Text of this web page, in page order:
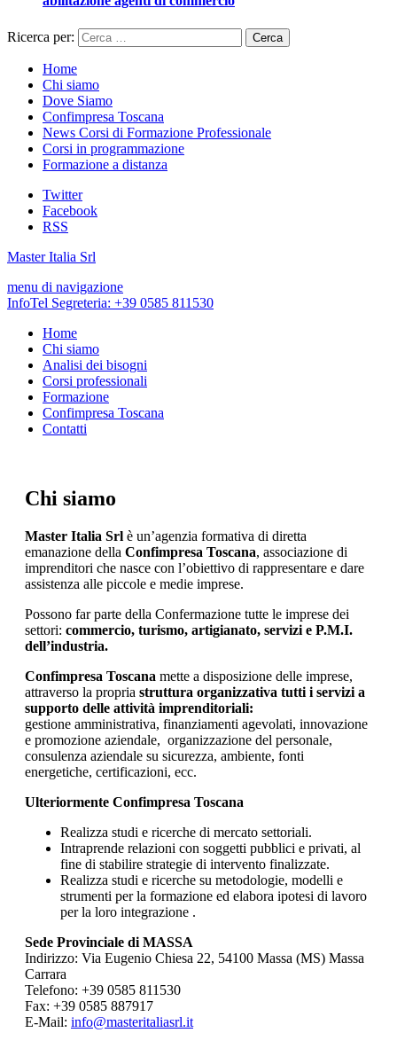
Ricerca per:
Home
Chi siamo
Dove Siamo
Confimpresa Toscana
News Corsi di Formazione Professionale
Corsi in programmazione
Formazione a distanza
Twitter
Facebook
RSS
Master Italia Srl
menu di navigazione
InfoTel Segreteria: +39 0585 811530
Home
Chi siamo
Analisi dei bisogni
Corsi professionali
Formazione
Confimpresa Toscana
Contatti
Chi siamo
Master Italia Srl è un’agenzia formativa di diretta
emanazione della Confimpresa Toscana, associazione di
imprenditori che nasce con l’obiettivo di rappresentare e dare
assistenza alle piccole e medie imprese.
Possono far parte della Confermazione tutte le imprese dei
settori: commercio, turismo, artigianato, servizi e P.M.I.
dell’industria.
Confimpresa Toscana mette a disposizione delle imprese,
attraverso la propria struttura organizzativa tutti i servizi a
supporto delle attività imprenditoriali:
gestione amministrativa, finanziamenti agevolati, innovazione
e promozione aziendale, organizzazione del personale,
consulenza aziendale su sicurezza, ambiente, fonti
energetiche, certificazioni, ecc.
Ulteriormente Confimpresa Toscana
Realizza studi e ricerche di mercato settoriali.
Intraprende relazioni con soggetti pubblici e privati, al
fine di stabilire strategie di intervento finalizzate.
Realizza studi e ricerche su metodologie, modelli e
strumenti per la formazione ed elabora ipotesi di lavoro
per la loro integrazione .
Sede Provinciale di MASSA
Indirizzo: Via Eugenio Chiesa 22, 54100 Massa (MS) Massa
Carrara
Telefono: +39 0585 811530
Fax: +39 0585 887917
E-Mail: info@masteritaliasrl.it